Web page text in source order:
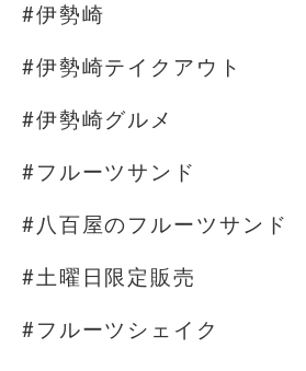
#伊勢崎
#伊勢崎テイクアウト
#伊勢崎グルメ
#フルーツサンド
#八百屋のフルーツサンド
#土曜日限定販売
#フルーツシェイク